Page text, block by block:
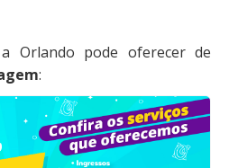
Orlando pode oferecer de
: